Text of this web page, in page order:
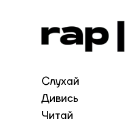
Слухай
Дивись
Читай